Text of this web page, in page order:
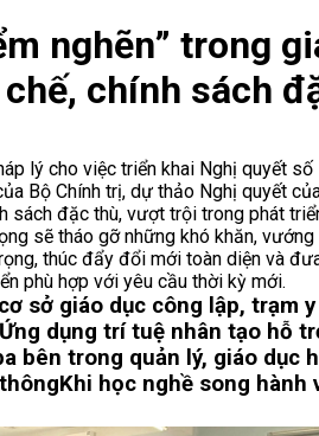
nghẽn” trong
chính sách
lý cho việc triển khai Nghị quyết số
Bộ Chính trị, dự thảo Nghị quyết
sách đặc thù, vượt trội trong phát
sẽ tháo gỡ những khó khăn, vướng
thúc đẩy đổi mới toàn diện và
phù hợp với yêu cầu thời kỳ mới.
sở giáo dục công lập, trạm
Ứng dụng trí tuệ nhân tạo hỗ
bên trong quản lý, giáo dục
Khi học nghề song hành